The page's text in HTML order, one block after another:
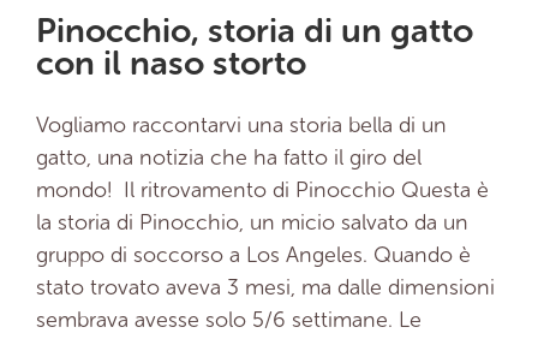
Pinocchio, storia di un gatto
con il naso storto
Vogliamo raccontarvi una storia bella di un
gatto, una notizia che ha fatto il giro del
mondo! Il ritrovamento di Pinocchio Questa è
la storia di Pinocchio, un micio salvato da un
gruppo di soccorso a Los Angeles. Quando è
stato trovato aveva 3 mesi, ma dalle dimensioni
sembrava avesse solo 5/6 settimane. Le